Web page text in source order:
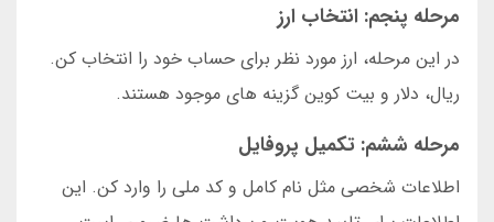
مرحله پنجم: انتخاب ارز
در این مرحله، ارز مورد نظر برای حساب خود را انتخاب کن.
ریال، دلار و بیت کوین گزینه های موجود هستند.
مرحله ششم: تکمیل پروفایل
اطلاعات شخصی مثل نام کامل و کد ملی را وارد کن. این